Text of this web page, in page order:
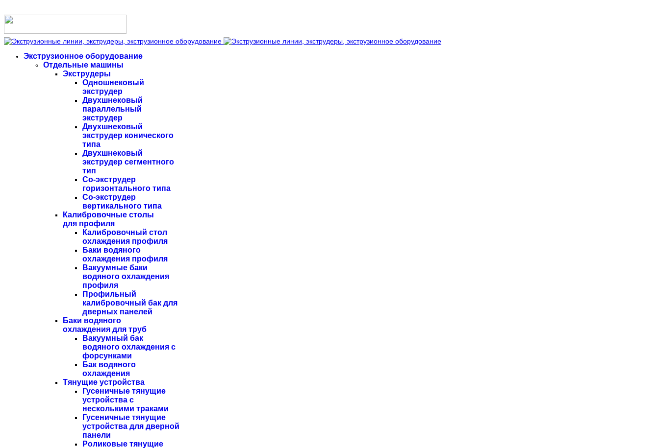
Экструзионное оборудование
Отдельные машины
Экструдеры
Одношнековый
экструдер
Двухшнековый
параллельный
экструдер
Двухшнековый
экструдер конического
типа
Двухшнековый
экструдер сегментного
тип
Со-экструдер
горизонтального типа
Со-экструдер
вертикального типа
Калибровочные столы
для профиля
Калибровочный стол
охлаждения профиля
Баки водяного
охлаждения профиля
Вакуумные баки
водяного охлаждения
профиля
Профильный
калибровочный бак для
дверных панелей
Баки водяного
охлаждения для труб
Вакуумный бак
водяного охлаждения с
форсунками
Бак водяного
охлаждения
Тянущие устройства
Гусеничные тянущие
устройства с
несколькими траками
Гусеничные тянущие
устройства для дверной
панели
Роликовые тянущие